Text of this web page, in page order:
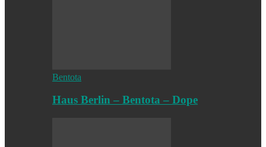
Bentota
Haus Berlin – Bentota – Dope